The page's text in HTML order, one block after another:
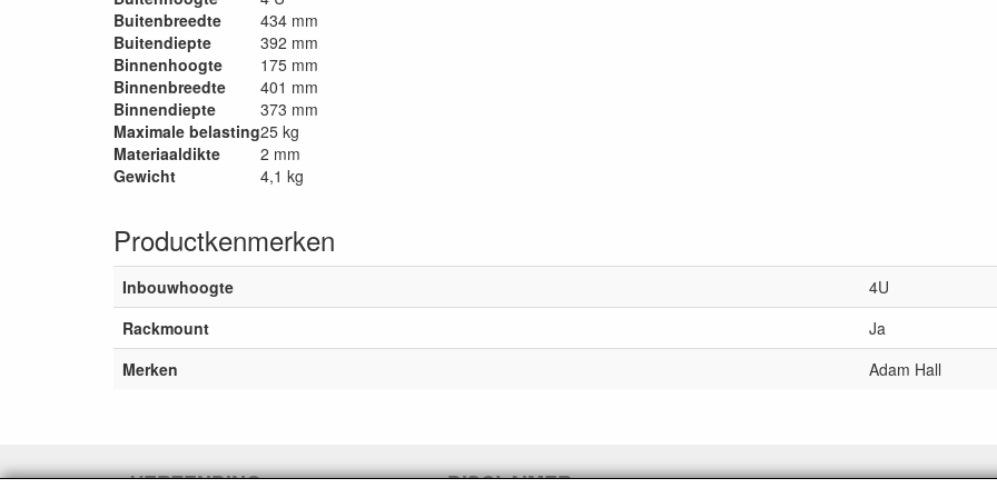
Buitenbreedte
434 mm
Buitendiepte
392 mm
Binnenhoogte
175 mm
Binnenbreedte
401 mm
Binnendiepte
373 mm
Maximale belasting25 kg
Materiaaldikte
2 mm
Gewicht
4,1 kg
Productkenmerken
Inbouwhoogte
4U
Rackmount
Ja
Merken
Adam Hall
VERZENDING DISCLAIMER